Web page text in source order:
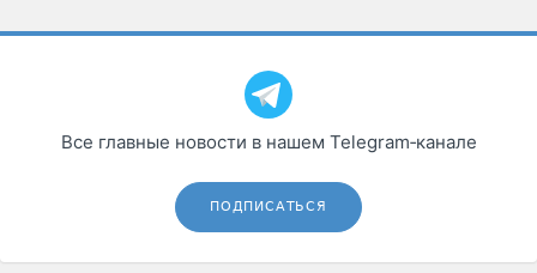
Все главные новости в нашем Telegram‑канале
ПОДПИСАТЬСЯ